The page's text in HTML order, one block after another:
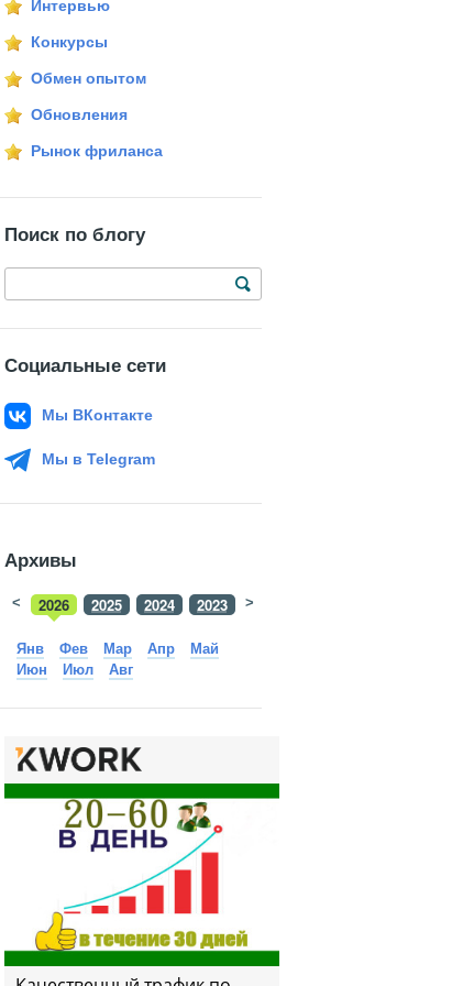
Интервью
Конкурсы
Обмен опытом
Обновления
Рынок фриланса
Поиск по блогу
Социальные сети
Мы ВКонтакте
Мы в Telegram
Архивы
2026 2025 2024 2023 2022
< >
Янв Фев Мар Апр
Май
Июн
Июл Авг